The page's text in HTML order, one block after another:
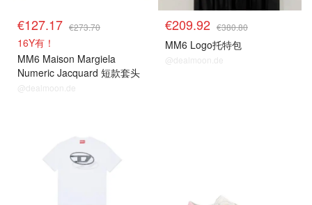
€127.17 €273.70
16Y有！
MM6 Maison Margiela
Numeric Jacquard 短款套头
衫
@dealmoon.de
€209.92 €380.80
MM6 Logo托特包
@dealmoon.de